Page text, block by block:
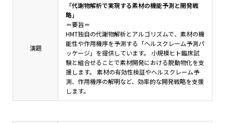
演題
「代謝物解析で実現する素材の機能予測と開発戦
略」
＝要旨＝
HMT独自の代謝物解析とアルゴリズムで、素材の機
能性や作用機序を予測する「ヘルスクレーム予測パ
ッケージ」を提供しています。 小規模ヒト臨床試
験と組合せることで素材開発における脱動物化を支
援します。 素材の有効性検証やヘルスクレーム予
測、作用機序の解明など、効率的な開発戦略を支援
します。